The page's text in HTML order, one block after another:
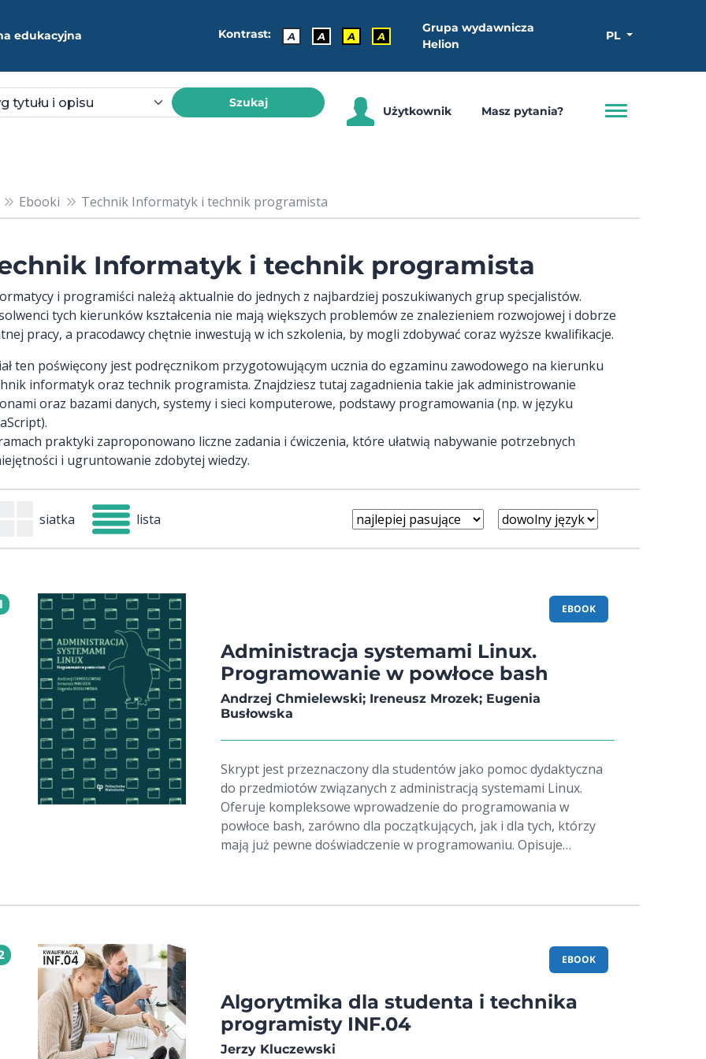
edukacyjna Kontrast: A A A A
Grupa wydawnicza
Helion
PL
Szukaj
Użytkownik Masz pytania?
Ebooki Technik Informatyk i technik programista
Informatyk i technik programista
i programiści należą aktualnie do jednych z najbardziej poszukiwanych grup specjalistów.
tych kierunków kształcenia nie mają większych problemów ze znalezieniem rozwojowej i dobrze
pracy, a pracodawcy chętnie inwestują w ich szkolenia, by mogli zdobywać coraz wyższe kwalifikacje.
ten poświęcony jest podręcznikom przygotowującym ucznia do egzaminu zawodowego na kierunku
informatyk oraz technik programista. Znajdziesz tutaj zagadnienia takie jak administrowanie
oraz bazami danych, systemy i sieci komputerowe, podstawy programowania (np. w języku
praktyki zaproponowano liczne zadania i ćwiczenia, które ułatwią nabywanie potrzebnych
i ugruntowanie zdobytej wiedzy.
siatka lista
EBOOK
Administracja systemami Linux.
Programowanie w powłoce bash
Andrzej Chmielewski; Ireneusz Mrozek; Eugenia
Busłowska
Skrypt jest przeznaczony dla studentów jako pomoc dydaktyczna
do przedmiotów związanych z administracją systemami Linux.
Oferuje kompleksowe wprowadzenie do programowania w
powłoce bash, zarówno dla początkujących, jak i dla tych, którzy
mają już pewne doświadczenie w programowaniu. Opisuje
regularnych. Skrypt zawiera również przykłady i liczne zadania, o
EBOOK
Algorytmika dla studenta i technika
programisty INF.04
Jerzy Kluczewski